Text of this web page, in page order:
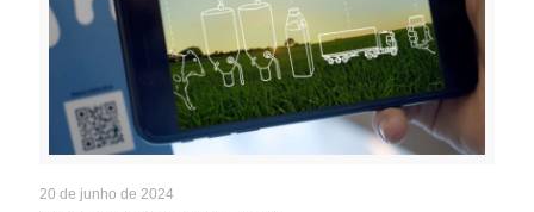
20 de junho de 2024